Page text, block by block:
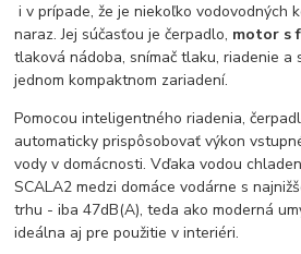
i v prípade, že je niekoľko vodovodných
naraz. Jej súčasťou je čerpadlo, motor s
tlaková nádoba, snímač tlaku, riadenie
jednom kompaktnom zariadení.
Pomocou inteligentného riadenia,
automaticky prispôsobovať výkon
vody v domácnosti. Vďaka vodou
SCALA2 medzi domáce vodárne s
trhu - iba 47dB(A), teda ako moderná
ideálna aj pre použitie v interiéri.